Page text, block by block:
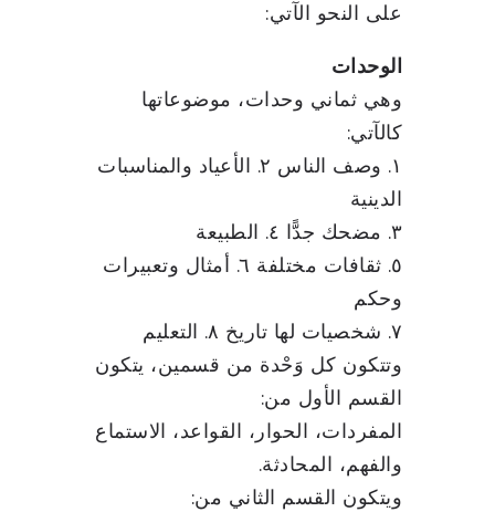
على النحو الآتي:
الوحدات
وهي ثماني وحدات، موضوعاتها
كالآتي:
١. وصف الناس ٢. الأعياد والمناسبات
الدينية
٣. مضحك جدًّا ٤. الطبيعة
٥. ثقافات مختلفة ٦. أمثال وتعبيرات
وحكم
٧. شخصيات لها تاريخ ٨. التعليم
وتتكون كل وَحْدة من قسمين، يتكون
القسم الأول من:
المفردات، الحوار، القواعد، الاستماع
والفهم، المحادثة.
ويتكون القسم الثاني من: